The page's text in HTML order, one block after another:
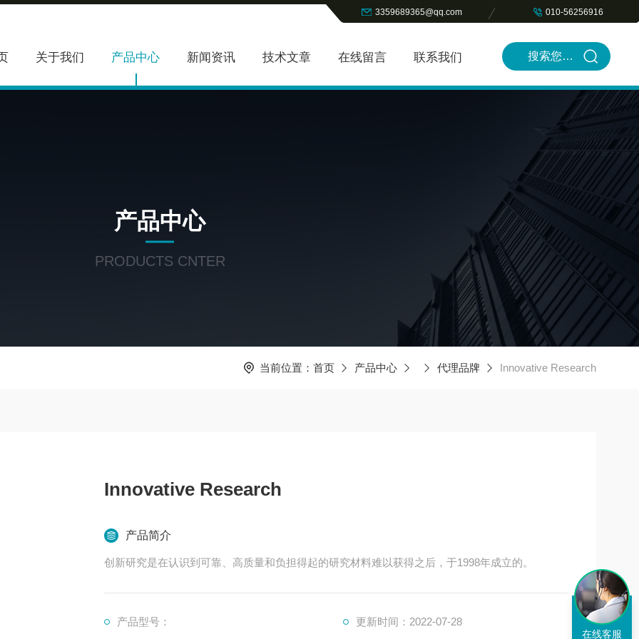
3359689365@qq.com 010-56256916
关于我们 产品中心 新闻资讯 技术文章 在线留言 联系我们
产品中心
PRODUCTS CNTER
当前位置： 首页 产品中心 代理品牌 Innovative Research
Innovative Research
产品简介
创新研究是在认识到可靠、高质量和负担得起的研究材料难以获得之后，于1998年成立的。
产品型号： 更新时间：2022-07-28
在线客服